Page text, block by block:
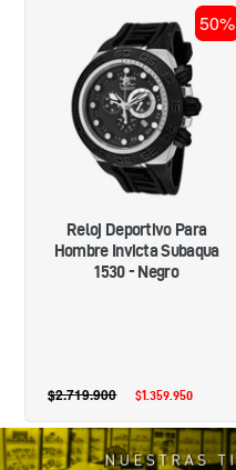
DEPORTIVO
PARA
HOMBRE
INVICTA
SUBAQUA
1530
-
NEGRO
50%
Reloj Deportivo Para
Hombre Invicta Subaqua
1530 - Negro
Precio
oferta
$1.359.950
Precio
$2.719.900